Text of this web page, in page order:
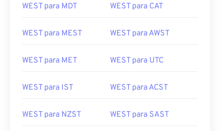
WEST para MDT WEST para CAT
WEST para MEST WEST para AWST
WEST para MET WEST para UTC
WEST para IST WEST para ACST
WEST para NZST WEST para SAST